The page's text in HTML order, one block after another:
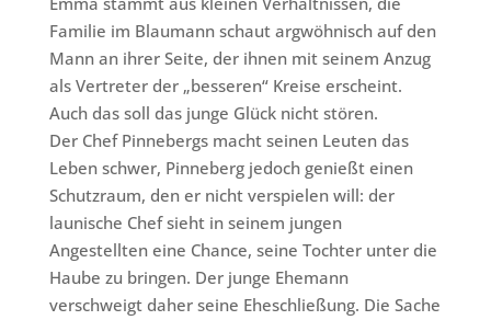
Familie im Blaumann schaut argwöhnisch auf den
Mann an ihrer Seite, der ihnen mit seinem Anzug
als Vertreter der „besseren“ Kreise erscheint.
Auch das soll das junge Glück nicht stören.
Der Chef Pinnebergs macht seinen Leuten das
Leben schwer, Pinneberg jedoch genießt einen
Schutzraum, den er nicht verspielen will: der
launische Chef sieht in seinem jungen
Angestellten eine Chance, seine Tochter unter die
Haube zu bringen. Der junge Ehemann
verschweigt daher seine Eheschließung. Die Sache